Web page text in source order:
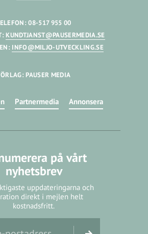
08-517 955 00
KUNDTJANST@PAUSERMEDIA.SE
INFO@MILJO-UTVECKLING.SE
PAUSER MEDIA
Partnermedia Annonsera
på vårt
nyhetsbrev
uppdateringarna och
direkt i mejlen helt
kostnadsfritt.